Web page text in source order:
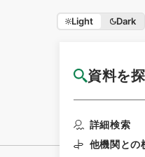
Light Dark
資料を
詳細検索
他機関との
国